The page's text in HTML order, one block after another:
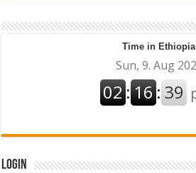
Time in Ethiopia
Login